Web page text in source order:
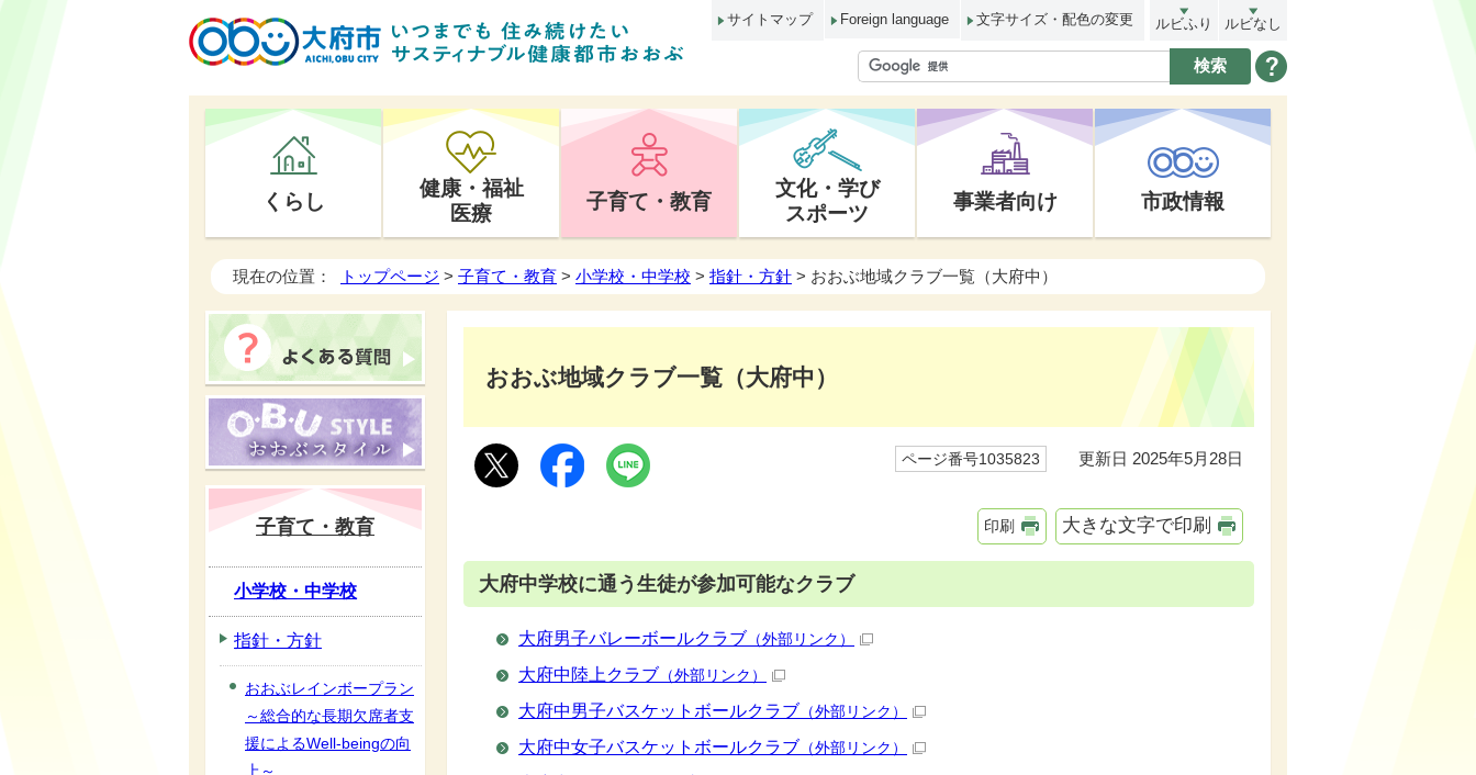
サイトマップ Foreign language 文字サイズ・配色の変更 ルビふり ルビなし
くらし
健康・福祉
医療
子育て・教育
文化・学び
スポーツ
事業者向け 市政情報
現在の位置： トップページ > 子育て・教育 > 小学校・中学校 > 指針・方針 > おおぶ地域クラブ一覧（大府中）
おおぶ地域クラブ一覧（大府中）
ページ番号1035823 更新日 2025年5月28日
印刷 大きな文字で印刷
大府中学校に通う生徒が参加可能なクラブ
大府男子バレーボールクラブ （外部リンク）
大府中陸上クラブ （外部リンク）
大府中男子バスケットボールクラブ （外部リンク）
大府中女子バスケットボールクラブ （外部リンク）
子育て・教育
小学校・中学校
指針・方針
おおぶレインボープラン
～総合的な長期欠席者支
援によるWell-beingの向
上～